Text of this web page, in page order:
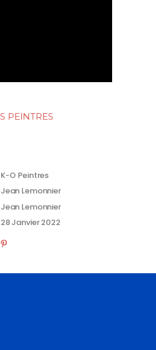
PEINTRES
K-O Peintres
Jean Lemonnier
Jean Lemonnier
28 Janvier 2022